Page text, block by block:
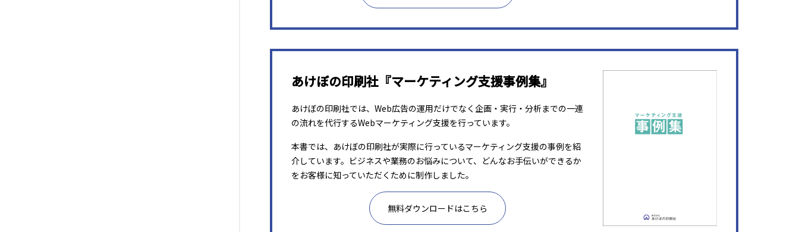
あけぼの印刷社『マーケティング支援事例集』
あけぼの印刷社では、Web広告の運用だけでなく企画・実行・分析までの一連
の流れを代行するWebマーケティング支援を行っています。
本書では、あけぼの印刷社が実際に行っているマーケティング支援の事例を紹
介しています。ビジネスや業務のお悩みについて、どんなお手伝いができるか
をお客様に知っていただくために制作しました。
無料ダウンロードはこちら